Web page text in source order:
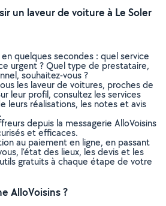
un laveur de voiture à Le Soler
quelques secondes : quel service
urgent ? Quel type de prestataire,
souhaitez-vous ?
les laveur de voitures, proches de
leur profil, consultez les services
leurs réalisations, les notes et avis
depuis la messagerie AlloVoisins
et efficaces.
au paiement en ligne, en passant
l’état des lieux, les devis et les
gratuits à chaque étape de votre
AlloVoisins ?